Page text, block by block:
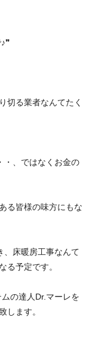
切る業者なんてたく
・、ではなくお金の
る皆様の味方にもな
、床暖房工事なんて
る予定です。
の達人Dr.マーレを
します。